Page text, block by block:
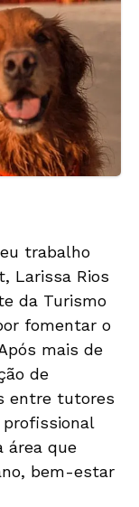
trabalho
Larissa Rios
da Turismo
fomentar o
mais de
de
entre tutores
área que
bem-estar